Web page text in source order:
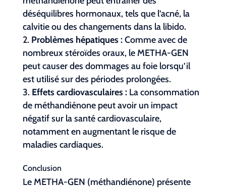
déséquilibres hormonaux, tels que l’acné, la
calvitie ou des changements dans la libido.
Problèmes hépatiques :Comme avec de
nombreux stéroïdes oraux, le METHA-GEN
peut causer des dommages au foie lorsqu’il
est utilisé sur des périodes prolongées.
Effets cardiovasculaires :La consommation
de méthandiénone peut avoir un impact
négatif sur la santé cardiovasculaire,
notamment en augmentant le risque de
maladies cardiaques.
Conclusion
Le METHA-GEN (méthandiénone) présente